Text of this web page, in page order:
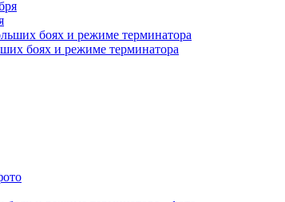
боях и режиме терминатора